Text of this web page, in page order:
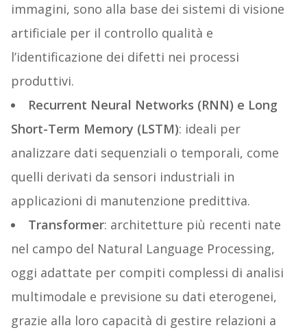
immagini, sono alla base dei sistemi di visione
artificiale per il controllo qualità e
l’identificazione dei difetti nei processi
produttivi.
Recurrent Neural Networks (RNN) e Long
Short-Term Memory (LSTM): ideali per
analizzare dati sequenziali o temporali, come
quelli derivati da sensori industriali in
applicazioni di manutenzione predittiva.
Transformer: architetture più recenti nate
nel campo del Natural Language Processing,
oggi adattate per compiti complessi di analisi
multimodale e previsione su dati eterogenei,
grazie alla loro capacità di gestire relazioni a